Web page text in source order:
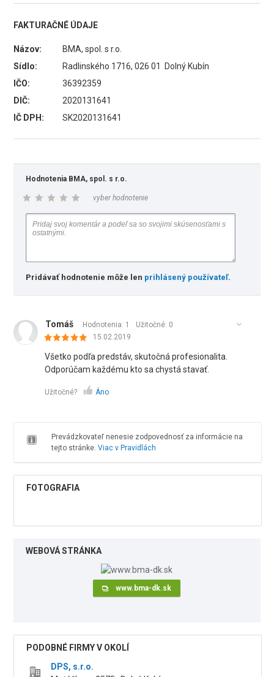
FAKTURAČNÉ ÚDAJE
Názov:
BMA, spol. s r.o.
Sídlo:
Radlinského 1716, 026 01 Dolný Kubín
IČO:
36392359
DIČ:
2020131641
IČ DPH:
SK2020131641
Hodnotenia BMA, spol. s r.o.
vyber hodnotenie
Pridávať hodnotenie môže len prihlásený používateľ.
Tomáš Hodnotenia: 1 Užitočné: 0
15.02.2019
Všetko podľa predstáv, skutočná profesionalita.
Odporúčam každému kto sa chystá stavať.
Užitočné? Áno
Prevádzkovateľ nenesie zodpovednosť za informácie na
tejto stránke. Viac v Pravidlách
FOTOGRAFIA
WEBOVÁ STRÁNKA
www.bma-dk.sk
PODOBNÉ FIRMY V OKOLÍ
DPS, s.r.o.